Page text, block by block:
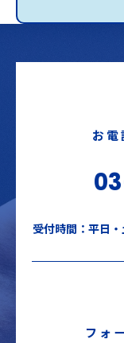
お
受付時間：平日
フォ